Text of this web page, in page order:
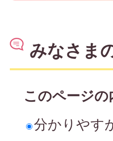
みなさま
このページ
分かりやす